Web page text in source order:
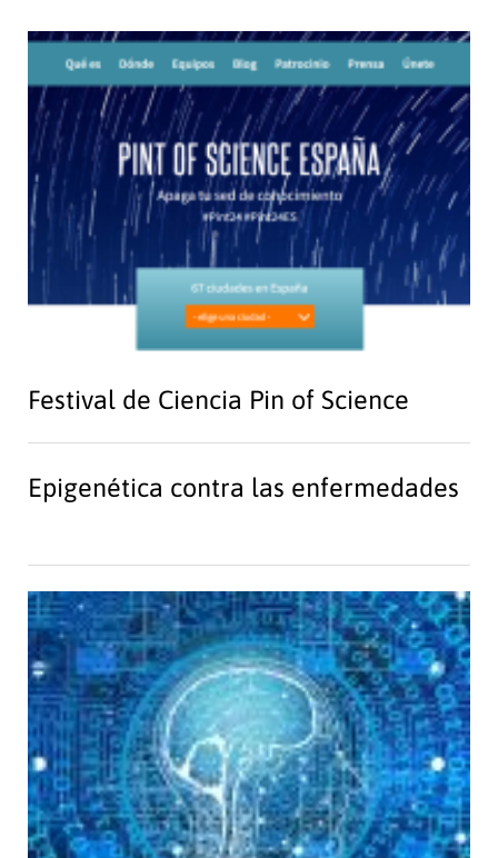
Festival de Ciencia Pin of Science
Epigenética contra las enfermedades